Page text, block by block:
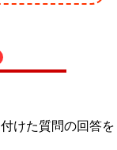
けた質問の回答を